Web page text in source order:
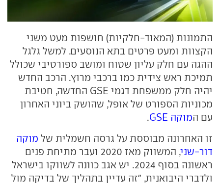
התמונות (המאוד-חלקיות) חושפות מעט משני
הקצוות ומעט פרטים בתא הנוסעים. למשל גלגל
ההגה עם חלק עליון שטוח ומושב ספורטיבי שכולל
תמיכת ראש צידית כמו ברכבי מרוץ. הרכב החדש
יהיה חלק ממשפחת דגמי GSE החדשה, חטיבת
מכוניות הספורט של אופל, שהושק ביוני האחרון
עם המוקה GSE
.
זו האחרונה מבוססת על גרסה חשמלית של מוקה
דור-שני
, המשווק מאז 2020 ועבר מתיחת פנים
ראשונה בסוף 2024. יש אגב כוונה לשווקו בישראל
ולדברי היבואנית, "זה עדיין בתהליך של בדיקה מול